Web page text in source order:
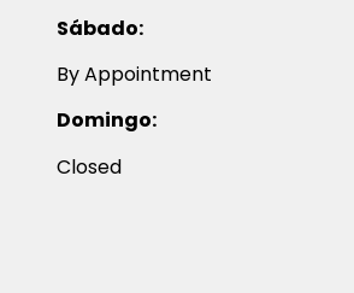
Sábado:
By Appointment
Domingo:
Closed